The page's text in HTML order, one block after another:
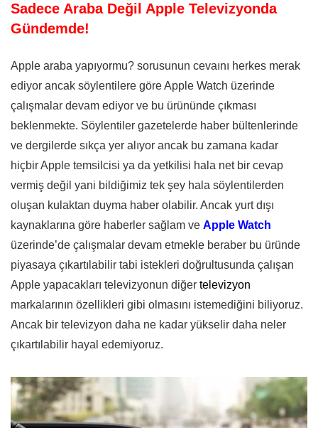
Sadece Araba Değil Apple Televizyonda
Gündemde!
Apple araba yapıyormu? sorusunun cevaını herkes merak
ediyor ancak söylentilere göre Apple Watch üzerinde
çalışmalar devam ediyor ve bu ürününde çıkması
beklenmekte. Söylentiler gazetelerde haber bültenlerinde
ve dergilerde sıkça yer alıyor ancak bu zamana kadar
hiçbir Apple temsilcisi ya da yetkilisi hala net bir cevap
vermiş değil yani bildiğimiz tek şey hala söylentilerden
oluşan kulaktan duyma haber olabilir. Ancak yurt dışı
kaynaklarına göre haberler sağlam ve Apple Watch
üzerinde’de çalışmalar devam etmekle beraber bu üründe
piyasaya çıkartılabilir tabi istekleri doğrultusunda çalışan
Apple yapacakları televizyonun diğer televizyon
markalarının özellikleri gibi olmasını istemediğini biliyoruz.
Ancak bir televizyon daha ne kadar yükselir daha neler
çıkartılabilir hayal edemiyoruz.